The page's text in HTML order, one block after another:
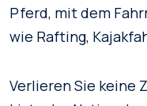
Pferd, mit dem
wie Rafting,
Verlieren Sie keine